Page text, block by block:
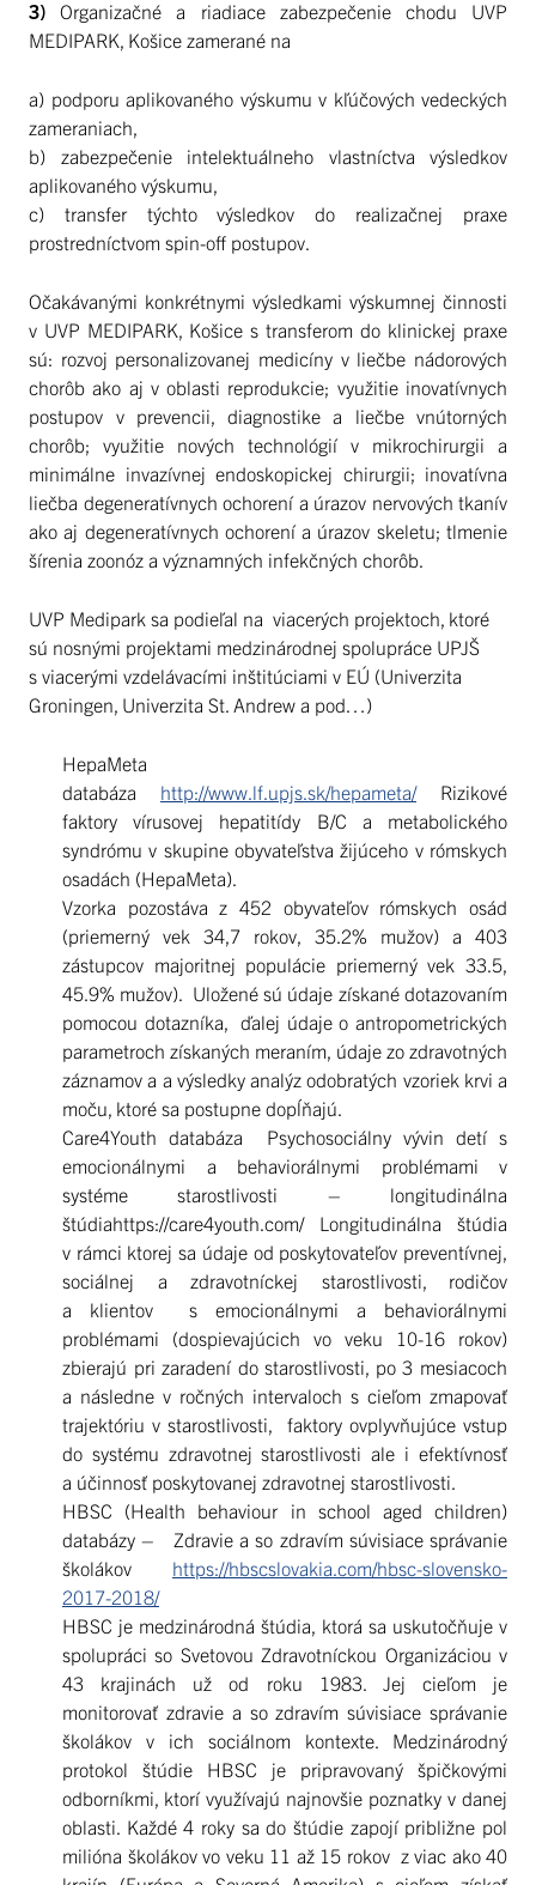
3) Organizačné a riadiace zabezpečenie chodu UVP
MEDIPARK, Košice zamerané na
a) podporu aplikovaného výskumu v kľúčových vedeckých
zameraniach,
b) zabezpečenie intelektuálneho vlastníctva výsledkov
aplikovaného výskumu,
c) transfer týchto výsledkov do realizačnej praxe
prostredníctvom spin-off postupov.
Očakávanými konkrétnymi výsledkami výskumnej činnosti
v UVP MEDIPARK, Košice s transferom do klinickej praxe
sú: rozvoj personalizovanej medicíny v liečbe nádorových
chorôb ako aj v oblasti reprodukcie; využitie inovatívnych
postupov v prevencii, diagnostike a liečbe vnútorných
chorôb; využitie nových technológií v mikrochirurgii a
minimálne invazívnej endoskopickej chirurgii; inovatívna
liečba degeneratívnych ochorení a úrazov nervových tkanív
ako aj degeneratívnych ochorení a úrazov skeletu; tlmenie
šírenia zoonóz a významných infekčných chorôb.
UVP Medipark sa podieľal na viacerých projektoch, ktoré
sú nosnými projektami medzinárodnej spolupráce UPJŠ
s viacerými vzdelávacími inštitúciami v EÚ (Univerzita
Groningen, Univerzita St. Andrew a pod…)
HepaMeta
databáza http://www.lf.upjs.sk/hepameta/Rizikové
faktory vírusovej hepatitídy B/C a metabolického
syndrómu v skupine obyvateľstva žijúceho v rómskych
osadách (HepaMeta).
Vzorka pozostáva z 452 obyvateľov rómskych osád
(priemerný vek 34,7 rokov, 35.2% mužov) a 403
zástupcov majoritnej populácie priemerný vek 33.5,
45.9% mužov). Uložené sú údaje získané dotazovaním
pomocou dotazníka, ďalej údaje o antropometrických
parametroch získaných meraním, údaje zo zdravotných
záznamov a a výsledky analýz odobratých vzoriek krvi a
moču, ktoré sa postupne dopĺňajú.
Care4Youth databáza Psychosociálny vývin detí s
emocionálnymi a behaviorálnymi problémami v
systéme starostlivosti – longitudinálna
štúdiahttps://care4youth.com/ Longitudinálna štúdia
v rámci ktorej sa údaje od poskytovateľov preventívnej,
sociálnej a zdravotníckej starostlivosti, rodičov
a klientov s emocionálnymi a behaviorálnymi
problémami (dospievajúcich vo veku 10-16 rokov)
zbierajú pri zaradení do starostlivosti, po 3 mesiacoch
a následne v ročných intervaloch s cieľom zmapovať
trajektóriu v starostlivosti, faktory ovplyvňujúce vstup
do systému zdravotnej starostlivosti ale i efektívnosť
a účinnosť poskytovanej zdravotnej starostlivosti.
HBSC (Health behaviour in school aged children)
databázy – Zdravie a so zdravím súvisiace správanie
školákov https://hbscslovakia.com/hbsc-slovensko-
2017-2018/
HBSC je medzinárodná štúdia, ktorá sa uskutočňuje v
spolupráci so Svetovou Zdravotníckou Organizáciou v
43 krajinách už od roku 1983. Jej cieľom je
monitorovať zdravie a so zdravím súvisiace správanie
školákov v ich sociálnom kontexte. Medzinárodný
protokol štúdie HBSC je pripravovaný špičkovými
odborníkmi, ktorí využívajú najnovšie poznatky v danej
oblasti. Každé 4 roky sa do štúdie zapojí približne pol
milióna školákov vo veku 11 až 15 rokov z viac ako 40